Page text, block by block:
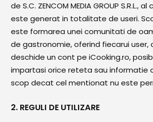
Băuturi reci
Cocktail-uri
Smoothies
Biscuiți, Bomboane și
de S.C. ZENCOM MEDIA GROUP S.R.L.,
este generat in totalitate de useri.
este formarea unei comunitati de
de gastronomie, oferind fiecarui user,
deschide un cont pe iCooking.ro,
impartasi orice reteta sau informatie
scop decat cel mentionat nu este
2. REGULI DE UTILIZARE